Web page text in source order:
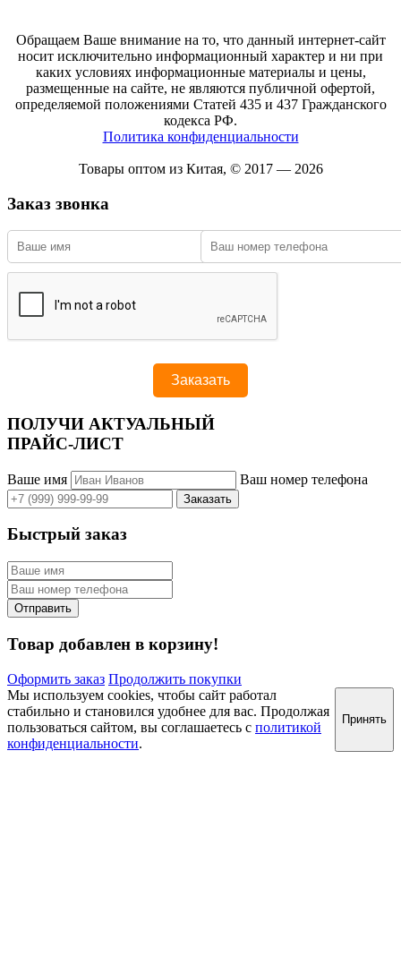
Обращаем Ваше внимание на то, что данный интернет-сайт
носит исключительно информационный характер и ни при
каких условиях информационные материалы и цены,
размещенные на сайте, не являются публичной офертой,
определяемой положениями Статей 435 и 437 Гражданского
кодекса РФ.
Политика конфиденциальности
Товары оптом из Китая, © 2017 — 2026
Заказ звонка
ПОЛУЧИ АКТУАЛЬНЫЙ
ПРАЙС-ЛИСТ
Ваше имя Ваш номер телефона
Быстрый заказ
Товар добавлен в корзину!
Оформить заказ Продолжить покупки
Мы используем cookies, чтобы сайт работал
стабильно и становился удобнее для вас. Продолжая
пользоваться сайтом, вы соглашаетесь с политикой
конфиденциальности.
Принять